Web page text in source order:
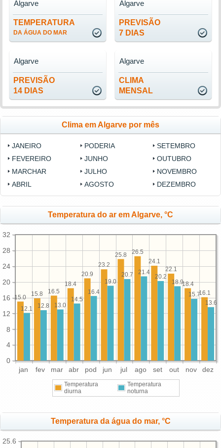
TEMPERATURA
DA ÁGUA DO MAR
Algarve
PREVISÃO
7 DIAS
Algarve
PREVISÃO
14 DIAS
Algarve
CLIMA
MENSAL
Algarve
Clima em Algarve por mês
JANEIRO
FEVEREIRO
MARCHAR
ABRIL
PODERIA
JUNHO
JULHO
AGOSTO
SETEMBRO
OUTUBRO
NOVEMBRO
DEZEMBRO
Temperatura do ar em Algarve, °C
jan fev mar abr pod jun jul ago set out nov dez
0
4
8
12
16
20
24
28
32
16.1
18.4
22.1
24.1
26.5
25.8
23.2
20.9
18.4
16.5
15.8
15.0
13.6
15.7
18.9
20.2
21.4
20.7
19.0
16.4
14.5
13.0
12.8
12.1
Temperatura
diurna
Temperatura
noturna
Temperatura da água do mar, °C
25.6